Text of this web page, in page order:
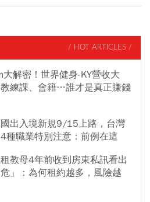
/ HOT ARTICLES /
解密！世界健身-KY營收大
練課、會籍…誰才是真正賺錢
出入境新規9/15上路，台灣
種職業特別注意：前例在這
教母4年前收到房東私訊看出
」：為何租約越多，風險越